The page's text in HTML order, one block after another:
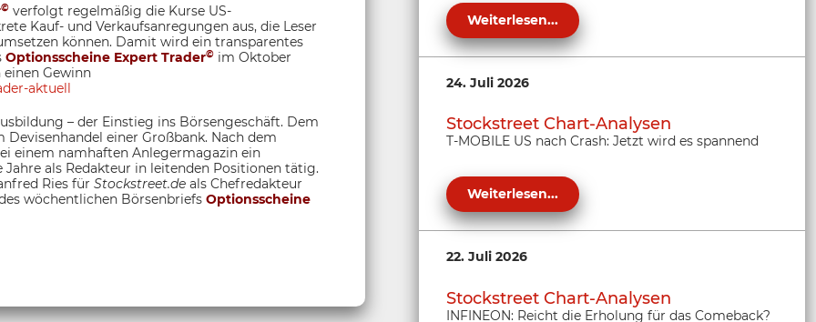
© verfolgt regelmäßig die Kurse US-
Kauf- und Verkaufsanregungen aus, die Leser
können. Damit wird ein transparentes
Optionsscheine Expert Trader© im Oktober
einen Gewinn
aktuell
– der Einstieg ins Börsengeschäft. Dem
einer Großbank. Nach dem
einem namhaften Anlegermagazin ein
als Redakteur in leitenden Positionen tätig.
Ries für Stockstreet.de als Chefredakteur
wöchentlichen Börsenbriefs Optionsscheine
Weiterlesen...
24. Juli 2026
Stockstreet Chart-Analysen
T-MOBILE US nach Crash: Jetzt wird es spannend
Weiterlesen...
22. Juli 2026
Stockstreet Chart-Analysen
INFINEON: Reicht die Erholung für das Comeback?